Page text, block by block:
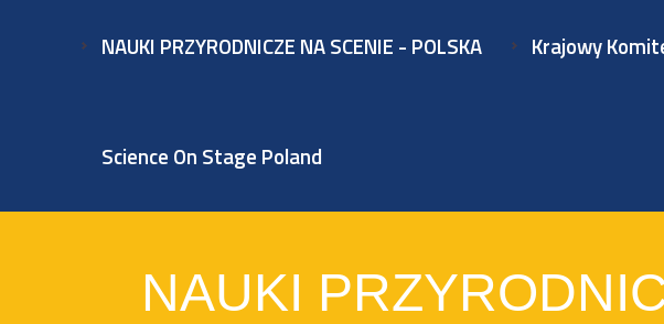
NAUKI PRZYRODNICZE NA SCENIE - POLSKA Krajowy
Science On Stage Poland
NAUKI